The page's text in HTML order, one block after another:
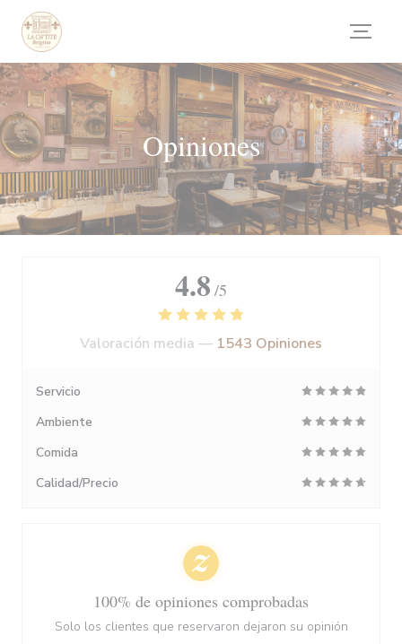
Personalización de sus opciones de cookies
Opiniones
4.8 /5
Valoración media — 1543 Opiniones
Servicio
Ambiente
Comida
Calidad/Precio
100% de opiniones comprobadas
Solo los clientes que reservaron dejaron su opinión